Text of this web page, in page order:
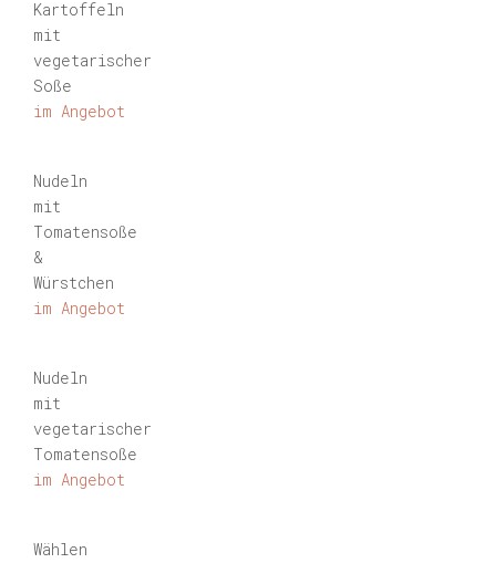
Kartoffeln
mit
vegetarischer
Soße
im Angebot
Nudeln
mit
Tomatensoße
&
Würstchen
im Angebot
Nudeln
mit
vegetarischer
Tomatensoße
im Angebot
Wählen